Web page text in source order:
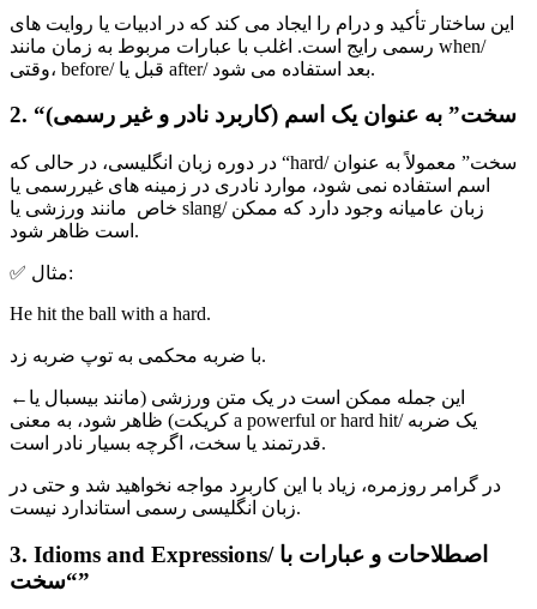
این ساختار تأکید و درام را ایجاد می کند که در ادبیات یا روایت های
رسمی رایج است. اغلب با عبارات مربوط به زمان مانند when/
وقتی، before/ قبل یا after/ بعد استفاده می شود.
2. “سخت” به عنوان یک اسم (کاربرد نادر و غیر رسمی)
در دوره زبان انگلیسی، در حالی که “hard/ سخت” معمولاً به عنوان
اسم استفاده نمی شود، موارد نادری در زمینه های غیررسمی یا
خاص مانند ورزشی یا slang/ زبان عامیانه وجود دارد که ممکن
است ظاهر شود.
✅ مثال:
He hit the ball with a hard.
با ضربه محکمی به توپ ضربه زد.
←این جمله ممکن است در یک متن ورزشی (مانند بیسبال یا
کریکت) ظاهر شود، به معنی a powerful or hard hit/ یک ضربه
قدرتمند یا سخت، اگرچه بسیار نادر است.
در گرامر روزمره، زیاد با این کاربرد مواجه نخواهید شد و حتی در
زبان انگلیسی رسمی استاندارد نیست.
3. Idioms and Expressions/ اصطلاحات و عبارات با
“سخت”